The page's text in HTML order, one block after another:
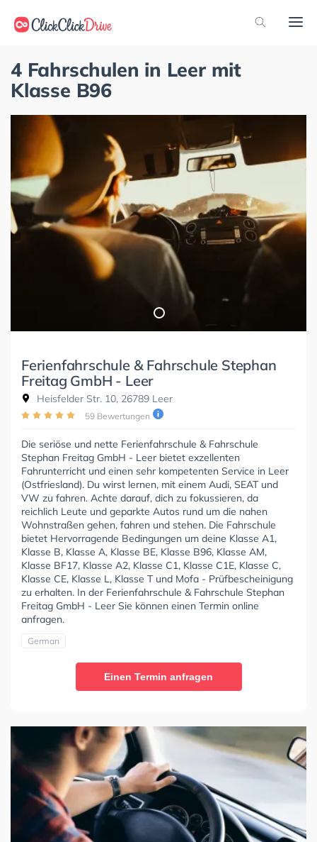
4 Fahrschulen in Leer mit
Klasse B96
Ferienfahrschule & Fahrschule Stephan
Freitag GmbH - Leer
Heisfelder Str. 10, 26789 Leer
59 Bewertungen
Die seriöse und nette Ferienfahrschule & Fahrschule
Stephan Freitag GmbH - Leer bietet exzellenten
Fahrunterricht und einen sehr kompetenten Service in Leer
(Ostfriesland). Du wirst lernen, mit einem Audi, SEAT und
VW zu fahren. Achte darauf, dich zu fokussieren, da
reichlich Leute und geparkte Autos rund um die nahen
Wohnstraßen gehen, fahren und stehen. Die Fahrschule
bietet Hervorragende Bedingungen um deine Klasse A1,
Klasse B, Klasse A, Klasse BE, Klasse B96, Klasse AM,
Klasse BF17, Klasse A2, Klasse C1, Klasse C1E, Klasse C,
Klasse CE, Klasse L, Klasse T und Mofa - Prüfbescheinigung
zu erhalten. In der Ferienfahrschule & Fahrschule Stephan
Freitag GmbH - Leer Sie können einen Termin online
anfragen.
German
Einen Termin anfragen